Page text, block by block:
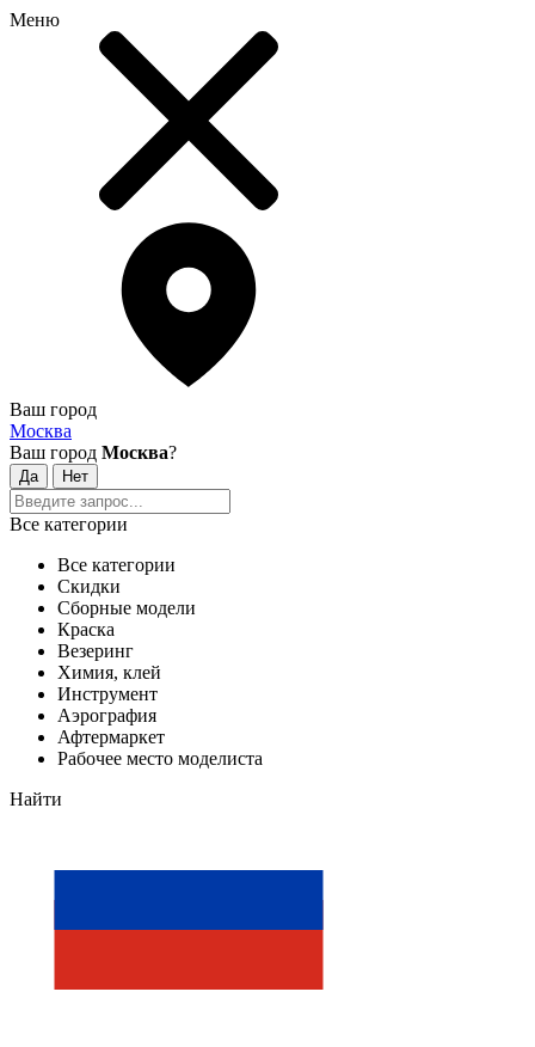
Меню
Ваш город
Москва
Ваш город Москва?
Все категории
Все категории
Скидки
Сборные модели
Краска
Везеринг
Химия, клей
Инструмент
Аэрография
Афтермаркет
Рабочее место моделиста
Найти